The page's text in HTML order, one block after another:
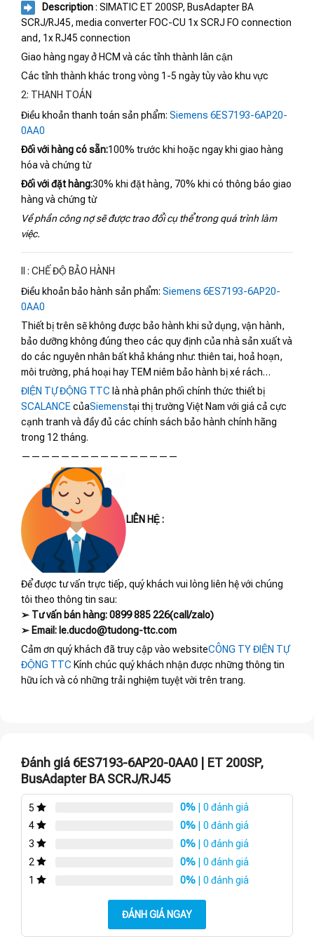
Description: SIMATIC ET 200SP, BusAdapter BA
SCRJ/RJ45, media converter FOC-CU 1x SCRJ FO connection
and, 1x RJ45 connection
Giao hàng ngay ở HCM và các tỉnh thành lân cận
Các tỉnh thành khác trong vòng 1-5 ngày tùy vào khu vực
2: THANH TOÁN
Điều khoản thanh toán sản phẩm: Siemens 6ES7193-6AP20-
0AA0
Đối với hàng có sẵn:100% trước khi hoặc ngay khi giao hàng
hóa và chứng từ
Đối với đặt hàng:30% khi đặt hàng, 70% khi có thông báo giao
hàng và chứng từ
Về phần công nợ sẽ được trao đổi cụ thể trong quá trình làm
việc.
II : CHẾ ĐỘ BẢO HÀNH
Điều khoản bảo hành sản phẩm: Siemens 6ES7193-6AP20-
0AA0
Thiết bị trên sẽ không được bảo hành khi sử dụng, vận hành,
bảo dưỡng không đúng theo các quy định của nhà sản xuất và
do các nguyên nhân bất khả kháng như: thiên tai, hoả hoạn,
môi trường, phá hoại hay TEM niêm bảo hành bị xé rách…
ĐIỆN TỰ ĐỘNG TTC là nhà phân phối chính thức thiết bị
SCALANCE củaSiemenstại thị trường Việt Nam với giá cả cực
cạnh tranh và đầy đủ các chính sách bảo hành chính hãng
trong 12 tháng.
————————————————
LIÊN HỆ :
Để được tư vấn trực tiếp, quý khách vui lòng liên hệ với chúng
tôi theo thông tin sau:
➢ Tư vấn bán hàng: 0899 885 226(call/zalo)
➢ Email: le.ducdo@tudong-ttc.com
Cảm ơn quý khách đã truy cập vào websiteCÔNG TY ĐIỆN TỰ
ĐỘNG TTC Kính chúc quý khách nhận được những thông tin
hữu ích và có những trải nghiệm tuyệt vời trên trang.
Đánh giá 6ES7193-6AP20-0AA0 | ET 200SP,
BusAdapter BA SCRJ/RJ45
5 0% | 0 đánh giá
4
0% | 0 đánh giá
3
0% | 0 đánh giá
2
0% | 0 đánh giá
1
0% | 0 đánh giá
ĐÁNH GIÁ NGAY